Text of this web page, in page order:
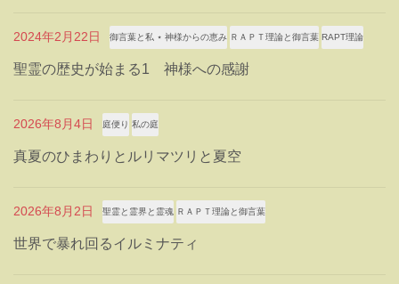
2024年2月22日 御言葉と私 ⋆ 神様からの恵み ＲＡＰＴ理論と御言葉 RAPT理論
聖霊の歴史が始まる1 神様への感謝
2026年8月4日 庭便り 私の庭
真夏のひまわりとルリマツリと夏空
2026年8月2日 聖霊と霊界と霊魂 ＲＡＰＴ理論と御言葉
世界で暴れ回るイルミナティ